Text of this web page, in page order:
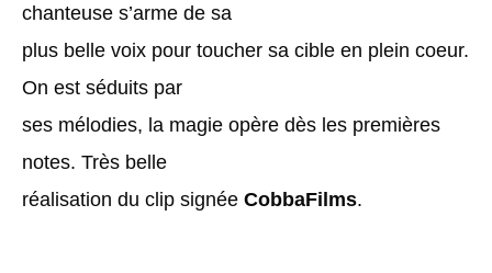
chanteuse s’arme de sa
plus belle voix pour toucher sa cible en plein coeur.
On est séduits par
ses mélodies, la magie opère dès les premières
notes. Très belle
réalisation du clip signée CobbaFilms.